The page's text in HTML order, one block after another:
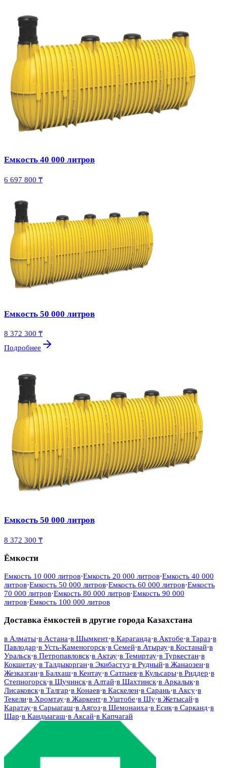
Емкость 40 000 литров
6 697 800 ₸
Емкость 50 000 литров
8 372 300 ₸
Подробнее
Емкость 50 000 литров
8 372 300 ₸
Ёмкости
Емкость 10 000 литров·Емкость 20 000 литров·Емкость 40 000
литров·Емкость 50 000 литров·Емкость 60 000 литров·Емкость
70 000 литров·Емкость 80 000 литров·Емкость 90 000
литров·Емкость 100 000 литров
Доставка ёмкостей в другие города Казахстана
в Алматы·в Астана·в Шымкент·в Караганда·в Актобе·в Тараз·в
Павлодар·в Усть-Каменогорск·в Семей·в Атырау·в Костанай·в
Уральск·в Петропавловск·в Актау·в Темиртау·в Туркестан·в
Кокшетау·в Талдыкорган·в Экибастуз·в Рудный·в Жанаозен·в
Жезказган·в Балхаш·в Кентау·в Сатпаев·в Кульсары·в Риддер·в
Степногорск·в Щучинск·в Алтай·в Шахтинск·в Аркалык·в
Лисаковск·в Талгар·в Конаев·в Каскелен·в Сарань·в Аксу·в
Текели·в Хромтау·в Жаркент·в Уштобе·в Шу·в Жетысай·в
Каратау·в Сарыагаш·в Аягоз·в Шемонаиха·в Есик·в Сарканд·в
Шар·в Кандыагаш·в Аксай·в Капчагай